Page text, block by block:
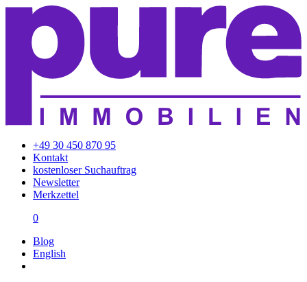
+49 30 450 870 95
Kontakt
kostenloser Suchauftrag
Newsletter
Merkzettel
0
Blog
English